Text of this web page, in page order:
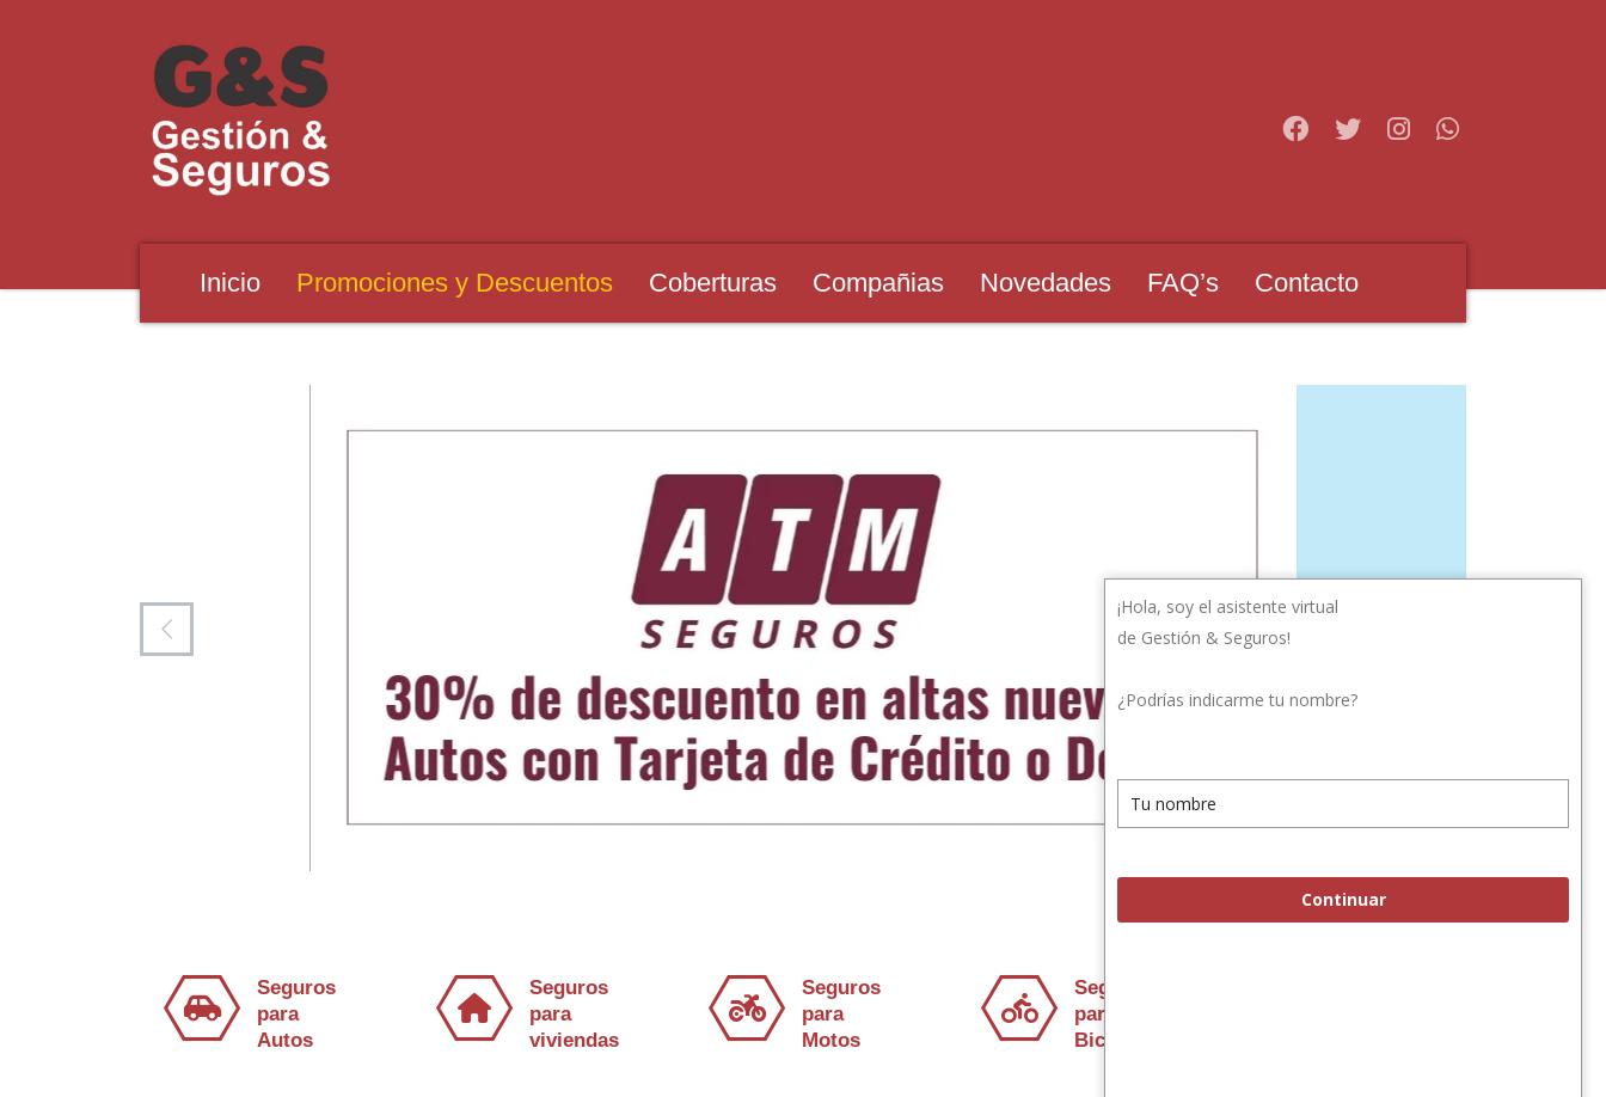
Inicio Promociones y Descuentos Coberturas Compañias Novedades FAQ’s Contacto
Seguros
para
Autos
Seguros
para
viviendas
Seguros
para
Motos
Seguros
para
Bicicletas
¡Hola, soy el asistente virtual
de Gestión & Seguros!
¿Podrías indicarme tu nombre?
Continuar